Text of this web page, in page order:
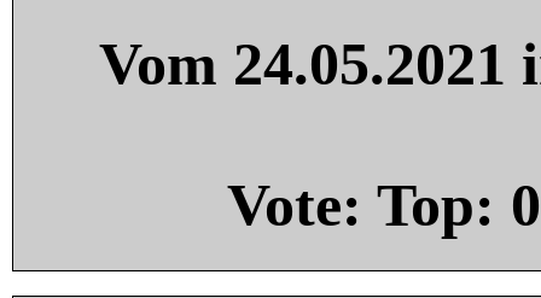
Vom
Vote: Top: 0